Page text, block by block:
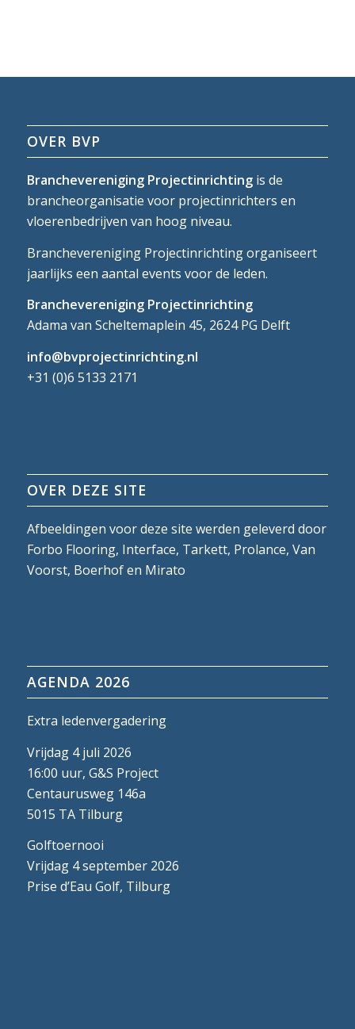
OVER BVP
Branchevereniging Projectinrichtingis de
brancheorganisatie voor projectinrichters en
vloerenbedrijven van hoog niveau.
Branchevereniging Projectinrichting organiseert
jaarlijks een aantal events voor de leden.
Branchevereniging Projectinrichting
Adama van Scheltemaplein 45, 2624 PG Delft
info@bvprojectinrichting.nl
+31 (0)6 5133 2171
OVER DEZE SITE
Afbeeldingen voor deze site werden geleverd door
Forbo Flooring, Interface, Tarkett, Prolance, Van
Voorst, Boerhof en Mirato
AGENDA 2026
Extra ledenvergadering
Vrijdag 4 juli 2026
16:00 uur, G&S Project
Centaurusweg 146a
5015 TA Tilburg
Golftoernooi
Vrijdag 4 september 2026
Prise d’Eau Golf, Tilburg